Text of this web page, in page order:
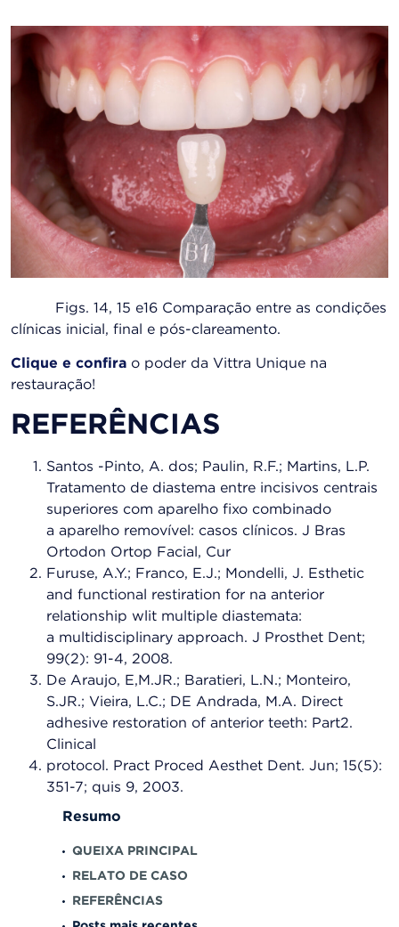
Figs. 14, 15 e16 Comparação entre as condições
clínicas inicial, final e pós-clareamento.
Clique e confira o poder da Vittra Unique na
restauração!
REFERÊNCIAS
Santos -Pinto, A. dos; Paulin, R.F.; Martins, L.P.
Tratamento de diastema entre incisivos centrais
superiores com aparelho fixo combinado
a aparelho removível: casos clínicos. J Bras
Ortodon Ortop Facial, Cur
Furuse, A.Y.; Franco, E.J.; Mondelli, J. Esthetic
and functional restiration for na anterior
relationship wlit multiple diastemata:
a multidisciplinary approach. J Prosthet Dent;
99(2): 91-4, 2008.
De Araujo, E,M.JR.; Baratieri, L.N.; Monteiro,
S.JR.; Vieira, L.C.; DE Andrada, M.A. Direct
adhesive restoration of anterior teeth: Part2.
Clinical
protocol. Pract Proced Aesthet Dent. Jun; 15(5):
351-7; quis 9, 2003.
Resumo
QUEIXA PRINCIPAL
RELATO DE CASO
REFERÊNCIAS